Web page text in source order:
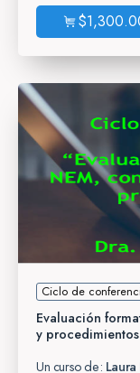
$
Ciclo de
Evaluación
y procedimientos
Un curso de: